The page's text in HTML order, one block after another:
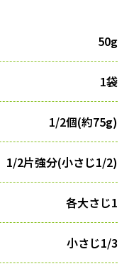
50g
1袋
1/2個(約75g)
1/2片強分(小さじ1/2)
各大さじ1
小さじ1/3